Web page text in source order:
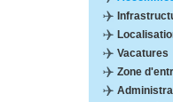
Vacatures
Zone